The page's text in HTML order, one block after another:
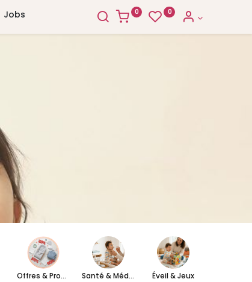
Jobs 0 0
Offres & Promotions Santé & Médical Éveil & Jeux